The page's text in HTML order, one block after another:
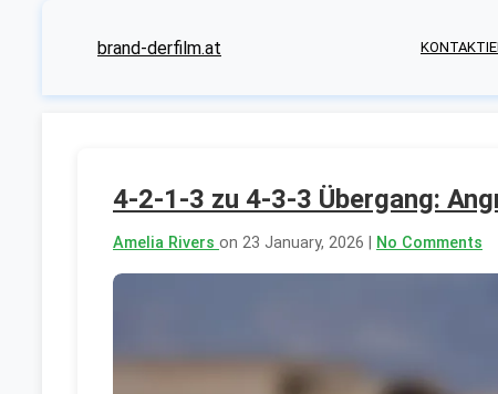
brand-derfilm.at
4-2-1-3 zu 4-3-3 Übergang:
Amelia Rivers on 23 January, 2026 | No Comments